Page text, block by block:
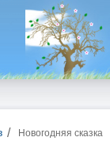
Новогодняя сказка